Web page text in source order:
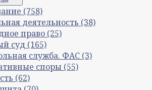
(758)
деятельность (38)
право (25)
суд (165)
служба. ФАС (3)
споры (55)
(62)